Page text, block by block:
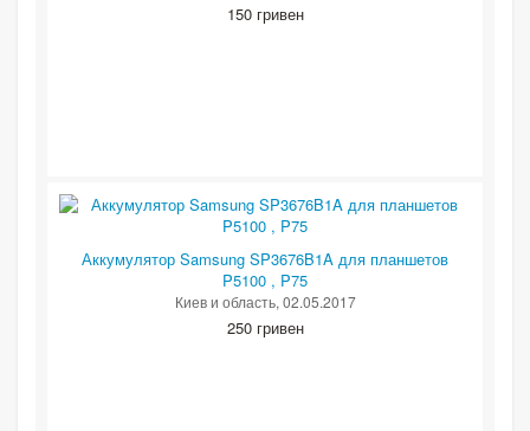
150 гривен
Аккумулятор Samsung SP3676B1A для планшетов
P5100 , P75
Киев и область, 02.05.2017
250 гривен